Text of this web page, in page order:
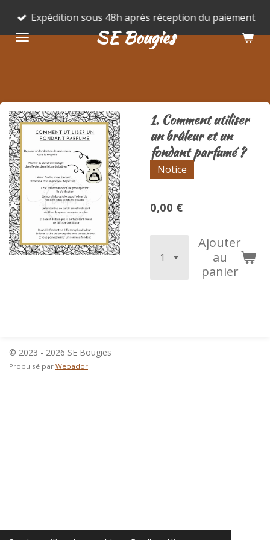
Passer
contenu
SE Bougies
Expédition sous 48h après réception du paiement
1. Comment utiliser
un brûleur et un
fondant parfumé ?
Notice
0,00 €
Ajouter
au
panier
© 2023 - 2026 SE Bougies
Propulsé par Webador